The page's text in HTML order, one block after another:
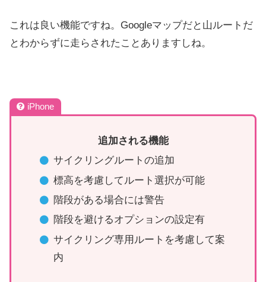
これは良い機能ですね。Googleマップだと山ルートだ
とわからずに走らされたことありますしね。
iPhone
追加される機能
サイクリングルートの追加
標高を考慮してルート選択が可能
階段がある場合には警告
階段を避けるオプションの設定有
サイクリング専用ルートを考慮して案
内